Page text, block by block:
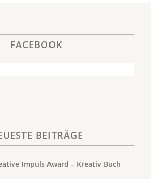
FACEBOOK
BEITRÄGE
Impuls Award – Kreativ Buch